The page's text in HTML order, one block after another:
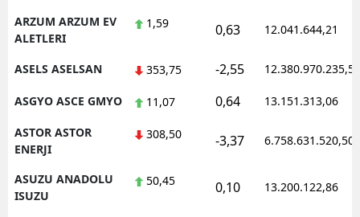
ARZUM ARZUM EV
ALETLERI
1,59 0,63 12.041.644,21
ASELS ASELSAN 353,75 -2,55 12.380.970.235,50
ASGYO ASCE GMYO 11,07 0,64 13.151.313,06
ASTOR ASTOR
ENERJI
308,50 -3,37 6.758.631.520,50
ASUZU ANADOLU
ISUZU
50,45 0,10 13.200.122,86